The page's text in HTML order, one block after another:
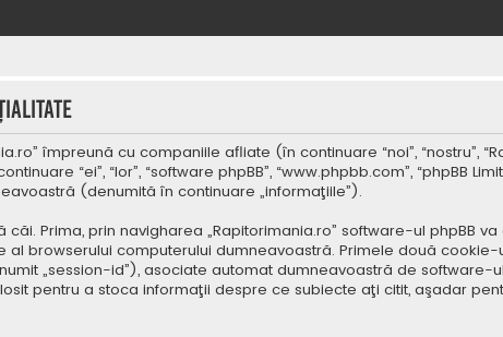
împreună cu companiile afliate (în continuare “noi”, “nostru”,
“ei”, “lor”, “software phpBB”, “www.phpbb.com”, “phpBB
(denumită în continuare „informaţiile”).
Prima, prin navigharea „Rapitorimania.ro” software-ul phpBB
browserului computerului dumneavoastră. Primele două
„session-id”), asociate automat dumneavoastră de software-
pentru a stoca informaţii despre ce subiecte aţi citit, aşadar